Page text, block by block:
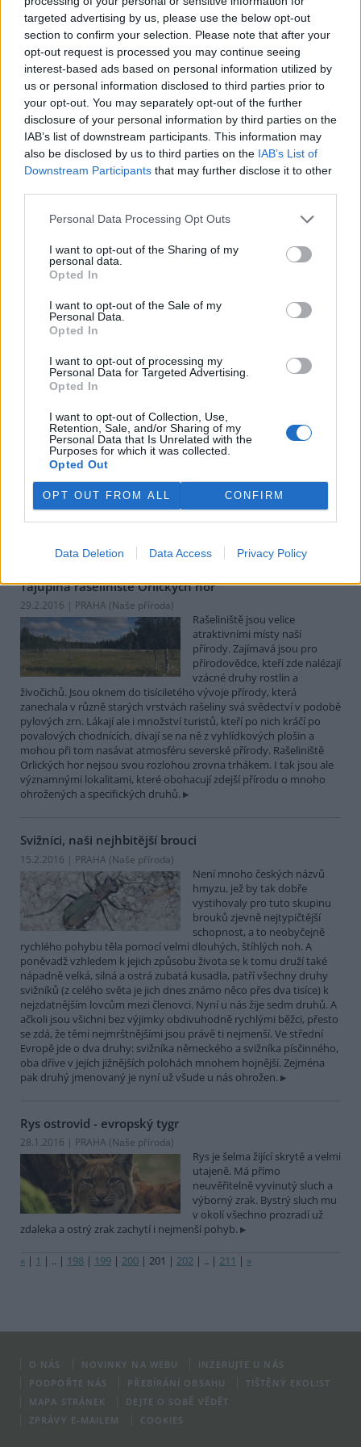
targeted advertising by us, please use the below opt-out
section to confirm your selection. Please note that after your
opt-out request is processed you may continue seeing
interest-based ads based on personal information utilized by
us or personal information disclosed to third parties prior to
your opt-out. You may separately opt-out of the further
disclosure of your personal information by third parties on the
IAB’s list of downstream participants. This information may
also be disclosed by us to third parties on the IAB’s List of
Downstream Participants that may further disclose it to other
Personal Data Processing Opt Outs
I want to opt-out of the Sharing of my
personal data.
Opted In
I want to opt-out of the Sale of my
Personal Data.
Opted In
I want to opt-out of processing my
Personal Data for Targeted Advertising.
Opted In
I want to opt-out of Collection, Use,
Retention, Sale, and/or Sharing of my
Personal Data that Is Unrelated with the
Purposes for which it was collected.
Opted Out
OPT OUT FROM ALL CONFIRM
Data Deletion Data Access Privacy Policy
snadné a nikdy nebudeme schopni přepočítat služby přírody do
haléře. Je to stejné jako nemůžeme vyjádřit hodnotu zámku
Hluboká jen čistě finančně. Je jasné, že vždycky zůstanou věci,
které nelze přepočítat na peníze – celou historii, estetiku, etiku,
morálku, dobrý pocit… Ale rozhodně tu jsou služby přírody, které
ocenit dokážeme.
Kolik je v Krkonoších ptáků? Kde najdeme nejvíce
netopýrů a motýlů? A kudy chodí jeleni?
11.3.2016 (Ekolist.cz
Krkonoše. Celkem 23 druhů
vymřelo. Mezi nejrozšířenější a
nejhojnější patří bělásci,
babočky, žluťásek řešetlákový
a okáč pýrový. Poznatky z ptačí říše ukazují, že z Krkonoš vymizeli
tetřevi a ubývají čejky a koroptve, naopak poprvé bylo prokázáno
hnízdění jeřába popelavého a datlíka tříprstého. Průměrný
křoví. Správa Krkonošského národního parku představuje
výsledky unikátního zkoumání krkonošské přírody.
Jaké je to být bioložkou na Borneu? Skvělé. A
depresivní
7.3.2016 (
Moře na Borneu je krásné,
svobodné, někdy klidné, jindy
hřmící. Skrze průzračnou vodu
vidím korály, ryby a dokonce i
hejno malinkatých létajících rybek, někdy z lodi pozoruju skotačící
delfíny. Když se poštěstí, potkáme i velrybu. Jsou tu kosatky,
plejtváci i vorvani. Dohromady 23 druhů kytovců v oblasti o
velikosti 285 000 hektarů. Je to ráj, kde se na ochranu přírody moc
Tajuplná rašeliniště Orlických hor
29.2.2016 | PRAHA (Naše příroda)
Rašeliniště jsou velice
atraktivními místy naší
přírody. Zajímavá jsou pro
přírodovědce, kteří zde nalézají
vzácné druhy rostlin a
živočichů. Jsou oknem do tisíciletého vývoje přírody, která
zanechala v různě starých vrstvách rašeliny svá svědectví v podobě
pylových zrn. Lákají ale i množství turistů, kteří po nich kráčí po
povalových chodnících, dívají se na ně z vyhlídkových plošin a
mohou při tom nasávat atmosféru severské přírody. Rašeliniště
Orlických hor nejsou svou rozlohou zrovna trhákem. I tak jsou ale
významnými lokalitami, které obohacují zdejší přírodu o mnoho
ohrožených a specifických druhů.
Svižníci, naši nejhbitější brouci
15.2.2016 | PRAHA (Naše příroda)
Není mnoho českých názvů
hmyzu, jež by tak dobře
vystihovaly pro tuto skupinu
brouků zjevně nejtypičtější
schopnost, a to neobyčejně
rychlého pohybu těla pomocí velmi dlouhých, štíhlých noh. A
poněvadž vzhledem k jejich způsobu života se k tomu druží také
nápadně velká, silná a ostrá zubatá kusadla, patří všechny druhy
svižníků (z celého světa je jich dnes známo něco přes dva tisíce) k
nejzdatnějším lovcům mezi členovci. Nyní u nás žije sedm druhů. A
ačkoli jsou všichni bez výjimky obdivuhodně rychlými běžci, přesto
se zdá, že těmi nejmrštnějšími jsou právě ti nejmenší. Ve střední
Evropě jde o dva druhy: svižníka německého a svižníka písčinného,
oba dříve v jejích jižnějších polohách mnohem hojnější. Zejména
pak druhý jmenovaný je nyní už všude u nás ohrožen.
Rys ostrovid - evropský tygr
28.1.2016 | PRAHA (Naše příroda)
Rys je šelma žijící skrytě a velmi
utajeně. Má přímo
neuvěřitelně vyvinutý sluch a
výborný zrak. Bystrý sluch mu
v okolí všechno prozradí už
zdaleka a ostrý zrak zachytí i nejmenší pohyb.
« | 1 | .. | 198 | 199 | 200 | 201 | 202 | .. | 211 | »
O NÁS NOVINKY NA WEBU
INZERUJTE U NÁS
PODPOŘTE NÁS
PŘEBÍRÁNÍ OBSAHU
TIŠTĚNÝ EKOLIST
MAPA STRÁNEK
DEJTE O SOBĚ VĚDĚT
ZPRÁVY E-MAILEM
COOKIES